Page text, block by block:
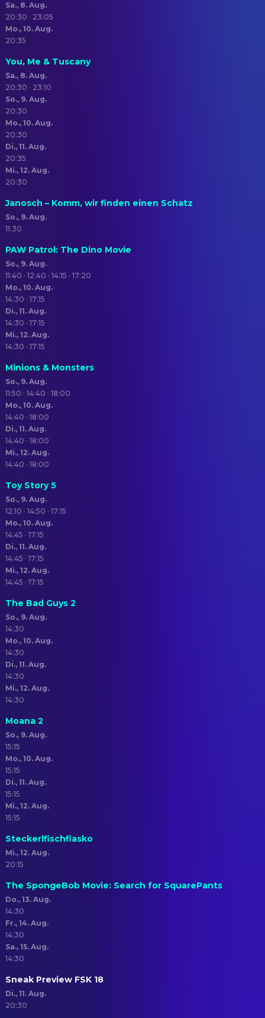
Sa., 8. Aug.
20:30 · 23:05
Mo., 10. Aug.
20:35
You, Me & Tuscany
Sa., 8. Aug.
20:30 · 23:10
So., 9. Aug.
20:30
Mo., 10. Aug.
20:30
Di., 11. Aug.
20:35
Mi., 12. Aug.
20:30
Janosch – Komm, wir finden einen Schatz
So., 9. Aug.
11:30
PAW Patrol: The Dino Movie
So., 9. Aug.
11:40 · 12:40 · 14:15 · 17:20
Mo., 10. Aug.
14:30 · 17:15
Di., 11. Aug.
14:30 · 17:15
Mi., 12. Aug.
14:30 · 17:15
Minions & Monsters
So., 9. Aug.
11:50 · 14:40 · 18:00
Mo., 10. Aug.
14:40 · 18:00
Di., 11. Aug.
14:40 · 18:00
Mi., 12. Aug.
14:40 · 18:00
Toy Story 5
So., 9. Aug.
12:10 · 14:50 · 17:15
Mo., 10. Aug.
14:45 · 17:15
Di., 11. Aug.
14:45 · 17:15
Mi., 12. Aug.
14:45 · 17:15
The Bad Guys 2
So., 9. Aug.
14:30
Mo., 10. Aug.
14:30
Di., 11. Aug.
14:30
Mi., 12. Aug.
14:30
Moana 2
So., 9. Aug.
15:15
Mo., 10. Aug.
15:15
Di., 11. Aug.
15:15
Mi., 12. Aug.
15:15
Steckerlfischfiasko
Mi., 12. Aug.
20:15
The SpongeBob Movie: Search for SquarePants
Do., 13. Aug.
14:30
Fr., 14. Aug.
14:30
Sa., 15. Aug.
14:30
Sneak Preview FSK 18
Di., 11. Aug.
20:30